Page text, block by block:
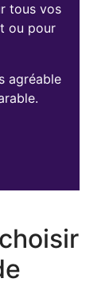
tous vos
ou pour
agréable